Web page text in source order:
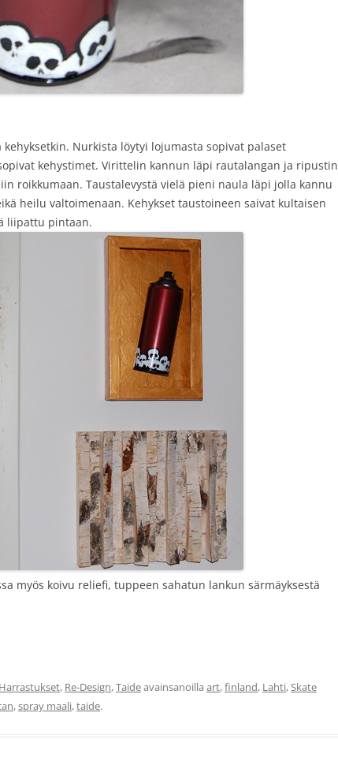
Nurkista löytyi lojumasta sopivat palaset
kehystimet. Virittelin kannun läpi rautalangan ja ripustin
roikkumaan. Taustalevystä vielä pieni naula läpi jolla kannu
heilu valtoimenaan. Kehykset taustoineen saivat kultaisen
liipattu pintaan.
myös koivu reliefi, tuppeen sahatun lankun särmäyksestä
Harrastukset, Re-Design,Taideavainsanoilla art,finland, Lahti,Skate
,spray maali,taide.